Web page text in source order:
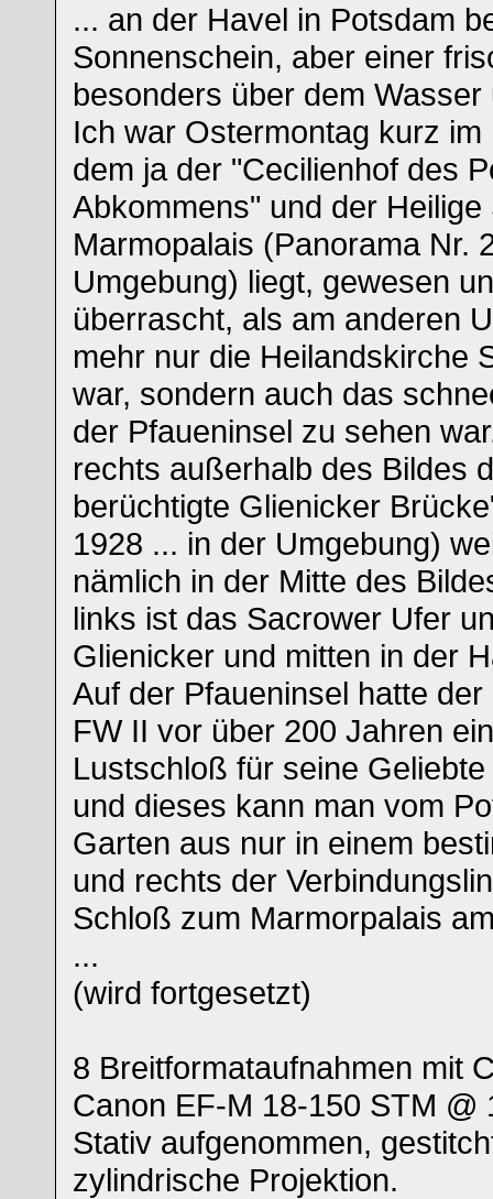
... an der Havel in Potsdam
Sonnenschein, aber einer
besonders über dem
Ich war Ostermontag kurz
dem ja der "Cecilienhof des
Abkommens" und der Heilige
Marmopalais (Panorama Nr.
Umgebung) liegt, gewesen
überrascht, als am anderen
mehr nur die Heilandskirche
war, sondern auch das
der Pfaueninsel zu sehen
rechts außerhalb des Bildes
berüchtigte Glienicker
1928 ... in der Umgebung)
nämlich in der Mitte des
links ist das Sacrower Ufer
Glienicker und mitten in der
Auf der Pfaueninsel hatte
FW II vor über 200 Jahren
Lustschloß für seine
und dieses kann man vom
Garten aus nur in einem
und rechts der
Schloß zum Marmorpalais
...
(wird fortgesetzt)
8 Breitformataufnahmen mit
Canon EF-M 18-150 STM @
Stativ aufgenommen,
zylindrische Projektion.